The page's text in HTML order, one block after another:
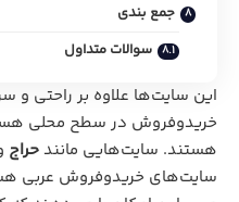
جمع بندی
سوالات متداول
این سایت‌ها علاوه بر راحتی و
خریدوفروش در سطح محلی
هستند. سایت‌هایی مانندحراج
سایت‌های خریدوفروش عربی